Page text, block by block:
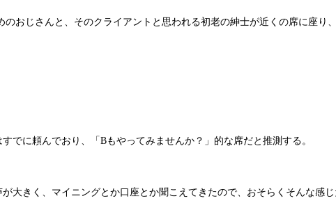
おじさんと、そのクライアントと思われる初老の紳士が近くの席に座
でに頼んでおり、「Bもやってみませんか？」的な席だと推測する。
大きく、マイニングとか口座とか聞こえてきたので、おそらくそんな感じ